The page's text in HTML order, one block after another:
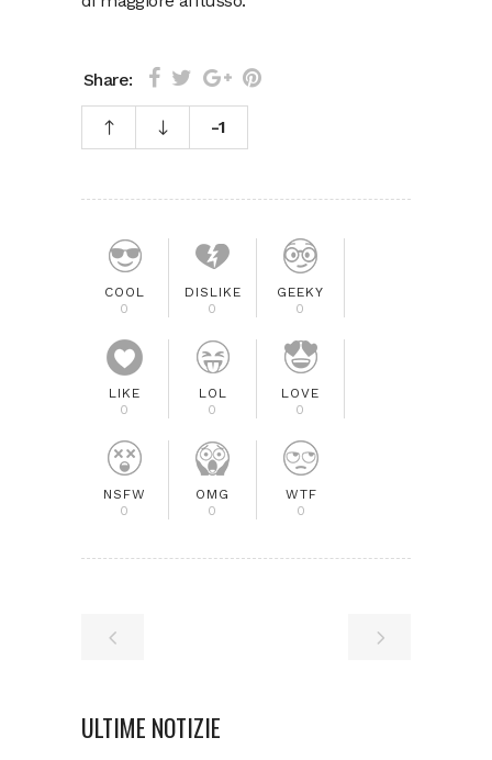
Share:
-1
COOL
0
DISLIKE
0
GEEKY
0
LIKE
0
LOL
0
LOVE
0
NSFW
0
OMG
0
WTF
0
ULTIME NOTIZIE